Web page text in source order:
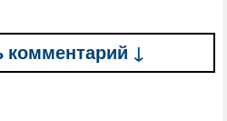
комментарий ↓